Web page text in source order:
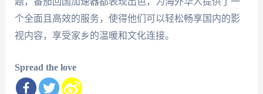
个全面且高效的服务，使得他们可以轻松畅享国内的影
视内容，享受家乡的温暖和文化连接。
Spread the love